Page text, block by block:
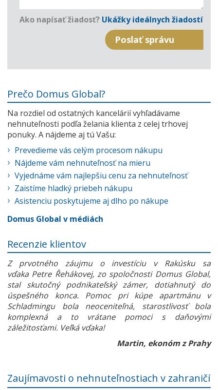
Ako napísať žiadosť? Ukážky ideálnych žiadostí
Prečo Domus Global?
Na rozdiel od ostatných kancelárií vyhľadávame
nehnuteľnosti podľa želania klienta z celej trhovej
ponuky. A nájdeme aj tú Vašu:
Prevedieme vás celým procesom nákupu
Nájdeme vám nehnuteľnosť na mieru
Vyjednáme vám najlepšiu cenu za nehnuteľnosť
Zaistíme hladký priebeh nákupu
Asistenciu poskytujeme aj dlho po nákupe
Domus Global v médiách
Recenzie klientov
Z prvotného záujmu o investíciu v Rakúsku sa
vďaka Petre Řehákovej, zo spoločnosti Domus Global,
stal skutočný podnikateľský zámer, dotiahnutý do
úspešného konca. Pomoc pri kúpe apartmánu v
Schladmingu bola neoceniteľná, starostlivosť bola
komplexná a to vrátane pomoci s daňovými
záležitosťami. Veľká vďaka!
Martin, ekonóm z Prahy
Zaujímavosti o nehnuteľnostiach v zahraničí